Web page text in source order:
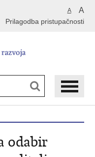
A A
Prilagodba pristupačnosti
odabir